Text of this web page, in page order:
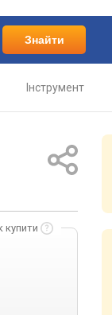
Знайти
Інструмент
купити